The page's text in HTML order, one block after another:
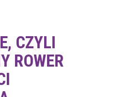
CZYLI
ROWER